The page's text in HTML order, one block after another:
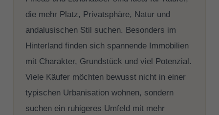
die mehr Platz, Privatsphäre, Natur und
andalusischen Stil suchen. Besonders im
Hinterland finden sich spannende Immobilien
mit Charakter, Grundstück und viel Potenzial.
Viele Käufer möchten bewusst nicht in einer
typischen Urbanisation wohnen, sondern
suchen ein ruhigeres Umfeld mit mehr